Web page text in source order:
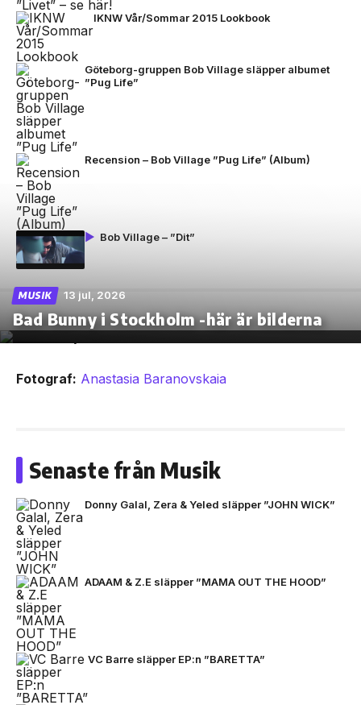
IKNW Vår/Sommar 2015 Lookbook
Göteborg-gruppen Bob Village släpper albumet
”Pug Life”
Recension – Bob Village ”Pug Life” (Album)
Bob Village – ”Dit”
MUSIK 13 jul, 2026
Bad Bunny i Stockholm -här är bilderna
Fotograf: Anastasia Baranovskaia
Senaste från Musik
Donny Galal, Zera & Yeled släpper ”JOHN WICK”
ADAAM & Z.E släpper ”MAMA OUT THE HOOD”
VC Barre släpper EP:n ”BARETTA”